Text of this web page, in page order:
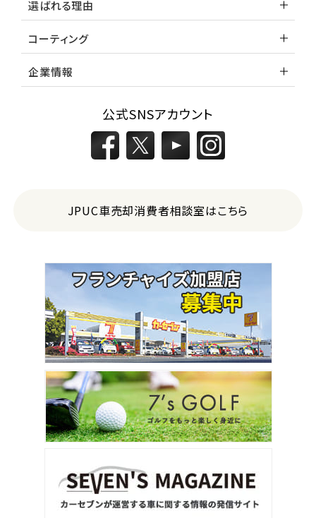
選ばれる理由
コーティング
企業情報
公式SNSアカウント
JPUC車売却消費者相談室はこちら